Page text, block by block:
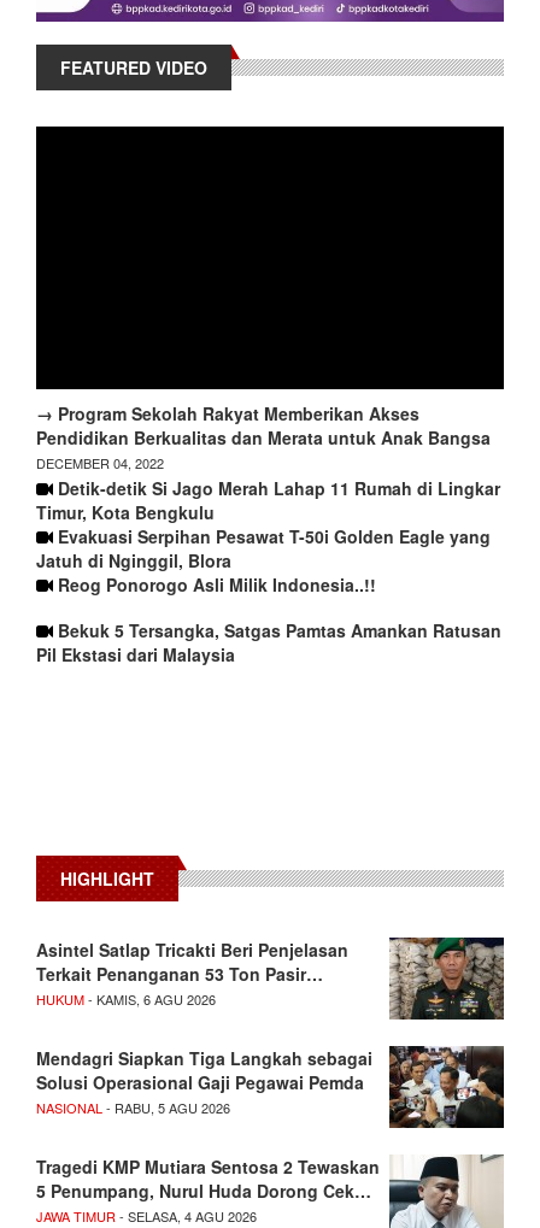
FEATURED VIDEO
→ Program Sekolah Rakyat Memberikan Akses
Pendidikan Berkualitas dan Merata untuk Anak Bangsa
DECEMBER 04, 2022
Detik-detik Si Jago Merah Lahap 11 Rumah di Lingkar
Timur, Kota Bengkulu
Evakuasi Serpihan Pesawat T-50i Golden Eagle yang
Jatuh di Nginggil, Blora
Reog Ponorogo Asli Milik Indonesia..!!
Bekuk 5 Tersangka, Satgas Pamtas Amankan Ratusan
Pil Ekstasi dari Malaysia
HIGHLIGHT
Asintel Satlap Tricakti Beri Penjelasan
Terkait Penanganan 53 Ton Pasir…
HUKUM- KAMIS, 6 AGU 2026
Mendagri Siapkan Tiga Langkah sebagai
Solusi Operasional Gaji Pegawai Pemda
NASIONAL - RABU, 5 AGU 2026
Tragedi KMP Mutiara Sentosa 2 Tewaskan
5 Penumpang, Nurul Huda Dorong Cek…
JAWA TIMUR - SELASA, 4 AGU 2026